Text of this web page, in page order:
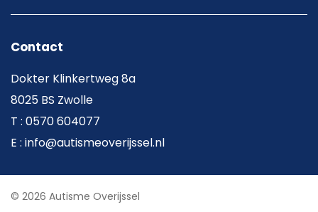
Contact
Dokter Klinkertweg 8a
8025 BS Zwolle
T : 0570 604077
E : info@autismeoverijssel.nl
© 2026 Autisme Overijssel